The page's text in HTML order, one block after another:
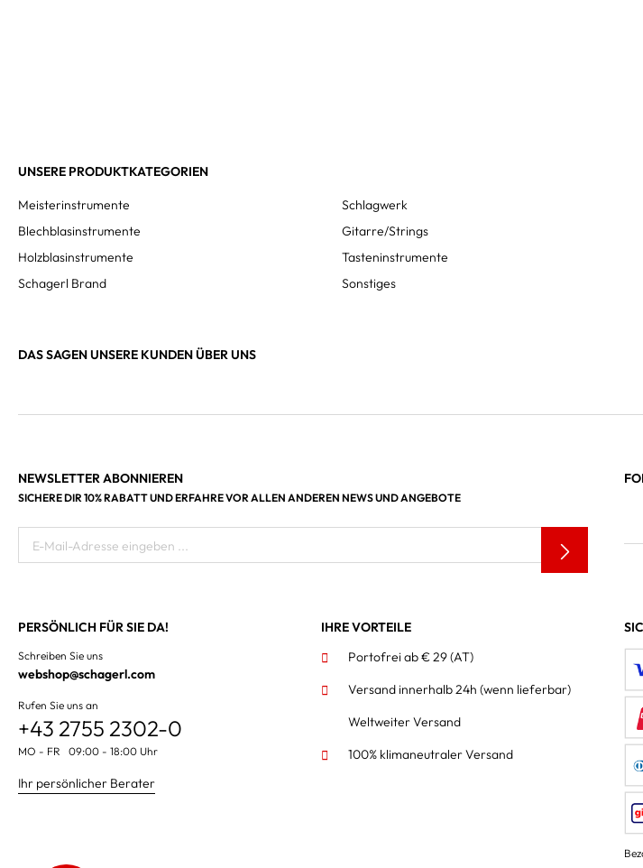
UNSERE PRODUKTKATEGORIEN
Meisterinstrumente
Blechblasinstrumente
Holzblasinstrumente
Schagerl Brand
Schlagwerk
Gitarre/Strings
Tasteninstrumente
Sonstiges
DAS SAGEN UNSERE KUNDEN ÜBER UNS
NEWSLETTER ABONNIEREN
SICHERE DIR 10% RABATT UND ERFAHRE VOR ALLEN ANDEREN NEWS UND ANGEBOTE
E-Mail-Adresse eingeben ...
PERSÖNLICH FÜR SIE DA!
Schreiben Sie uns
webshop@schagerl.com
Rufen Sie uns an
+43 2755 2302-0
MO - FR 09:00 - 18:00 Uhr
Ihr persönlicher Berater
IHRE VORTEILE
Portofrei ab € 29 (AT)
Versand innerhalb 24h (wenn lieferbar)
Weltweiter Versand
100% klimaneutraler Versand